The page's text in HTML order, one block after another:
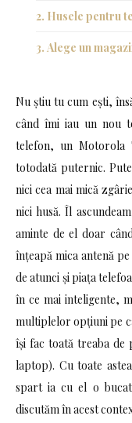
Husele pentru
Alege un
Nu știu tu cum ești,
când îmi iau un nou
telefon, un Motorola
totodată puternic.
nici cea mai mică
nici husă. Îl
aminte de el doar
înțeapă mica antenă
de atunci și piața
în ce mai inteligente,
multiplelor opțiuni pe
își fac toată treaba de
laptop). Cu toate
spart ia cu el o
discutăm în acest